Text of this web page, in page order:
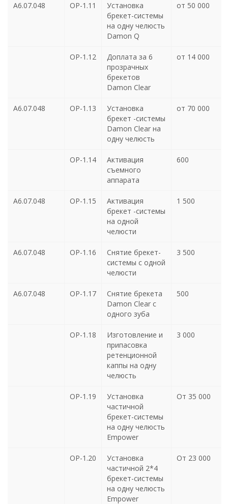
А6.07.048 ОР-1.11
Установка
брекет-системы
на одну челюсть
Damon Q
от 50 000
ОР-1.12
Доплата за 6
прозрачных
брекетов
Damon Clear
от 14 000
А6.07.048 ОР-1.13
Установка
брекет -системы
Damon Clear на
одну челюсть
от 70 000
ОР-1.14
Активация
съемного
аппарата
600
А6.07.048 ОР-1.15
Активация
брекет -системы
на одной
челюсти
1 500
А6.07.048 ОР-1.16
Снятие брекет-
системы с одной
челюсти
3 500
А6.07.048 ОР-1.17
Снятие брекета
Damon Clear с
одного зуба
500
ОР-1.18
Изготовление и
припасовка
ретенционной
каппы на одну
челюсть
3 000
ОР-1.19
Установка
частичной
брекет-системы
на одну челюсть
Empower
От 35 000
ОР-1.20
Установка
частичной 2*4
брекет-системы
на одну челюсть
Empower
От 23 000